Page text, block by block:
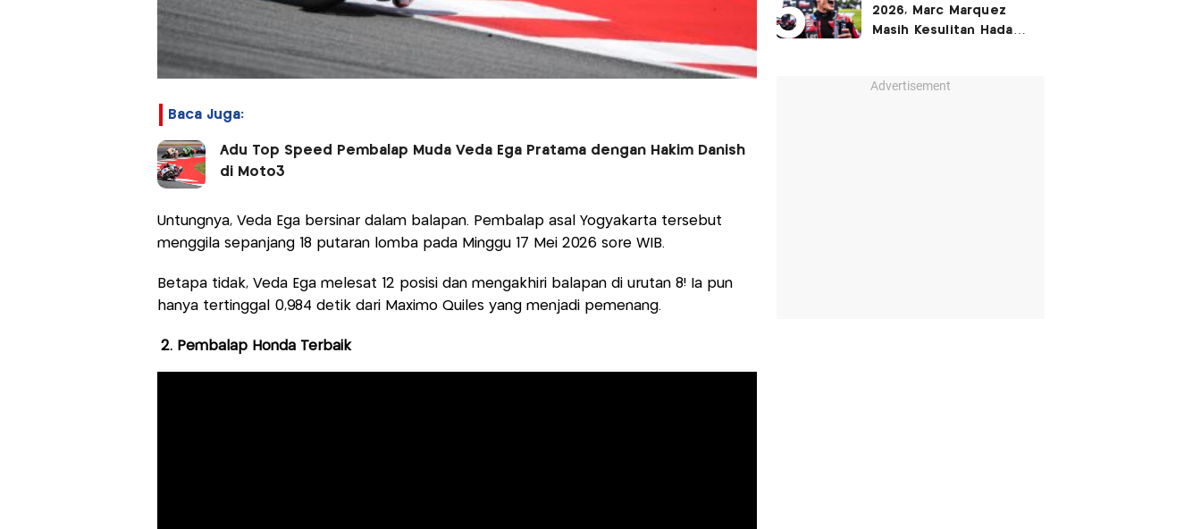
Baca Juga:
Adu Top Speed Pembalap Muda Veda Ega Pratama dengan Hakim Danish
di Moto3
Untungnya, Veda Ega bersinar dalam balapan. Pembalap asal Yogyakarta tersebut
menggila sepanjang 18 putaran lomba pada Minggu 17 Mei 2026 sore WIB.
Betapa tidak, Veda Ega melesat 12 posisi dan mengakhiri balapan di urutan 8! Ia pun
hanya tertinggal 0,984 detik dari Maximo Quiles yang menjadi pemenang.
2. Pembalap Honda Terbaik
2026, Marc Marquez
Masih Kesulitan Hadapi
Advertisement